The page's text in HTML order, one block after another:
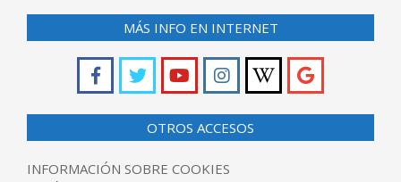
MÁS INFO EN INTERNET
OTROS ACCESOS
INFORMACIÓN SOBRE COOKIES